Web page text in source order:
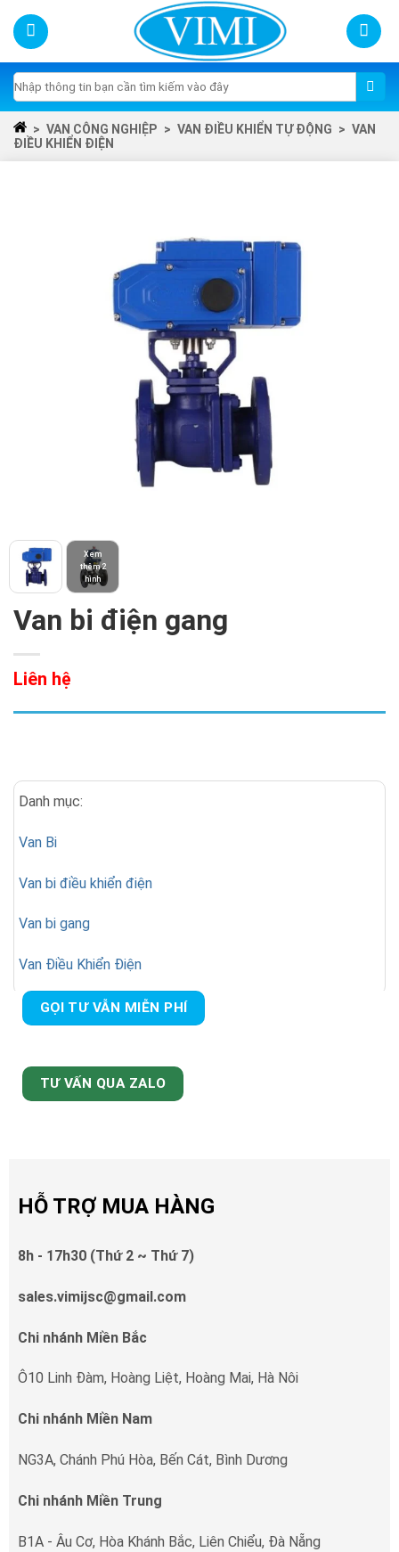
Skip
content
Tìm
kiếm:
> VAN CÔNG NGHIỆP > VAN ĐIỀU KHIỂN TỰ ĐỘNG > VAN
ĐIỀU KHIỂN ĐIỆN
Xem
thêm 2
hình
Van bi điện gang
Liên hệ
Danh mục:
Van Bi
Van bi điều khiển điện
Van bi gang
Van Điều Khiển Điện
GỌI TƯ VẪN MIỄN PHÍ
TƯ VẤN QUA ZALO
HỖ TRỢ MUA HÀNG
8h - 17h30 (Thứ 2 ~ Thứ 7)
sales.vimijsc@gmail.com
Chi nhánh Miền Bắc
Ô10 Linh Đàm, Hoàng Liệt, Hoàng Mai, Hà Nôi
Chi nhánh Miền Nam
NG3A, Chánh Phú Hòa, Bến Cát, Bình Dương
Chi nhánh Miền Trung
B1A - Âu Cơ, Hòa Khánh Bắc, Liên Chiểu, Đà Nẵng